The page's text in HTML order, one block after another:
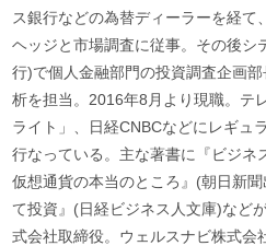
ス銀行などの為替ディーラーを経て
ヘッジと市場調査に従事。その後シ
行)で個人金融部門の投資調査企画
析を担当。2016年8月より現職。テ
ライト」、日経CNBCなどにレギュ
行なっている。主な著書に『ビジネ
仮想通貨の本当のところ』(朝日新
て投資』(日経ビジネス人文庫)など
式会社取締役。ウェルスナビ株式会